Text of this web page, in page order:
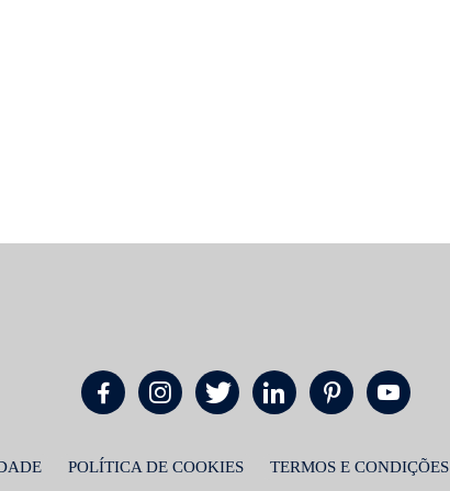
POLÍTICA DE COOKIES TERMOS E CONDIÇÕES